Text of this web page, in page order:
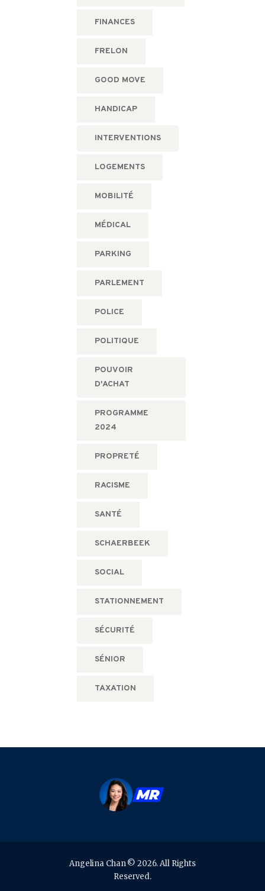
FINANCES
FRELON
GOOD MOVE
HANDICAP
INTERVENTIONS
LOGEMENTS
MOBILITÉ
MÉDICAL
PARKING
PARLEMENT
POLICE
POLITIQUE
POUVOIR
D'ACHAT
PROGRAMME
2024
PROPRETÉ
RACISME
SANTÉ
SCHAERBEEK
SOCIAL
STATIONNEMENT
SÉCURITÉ
SÉNIOR
TAXATION
Angelina Chan © 2026. All Rights
Reserved.